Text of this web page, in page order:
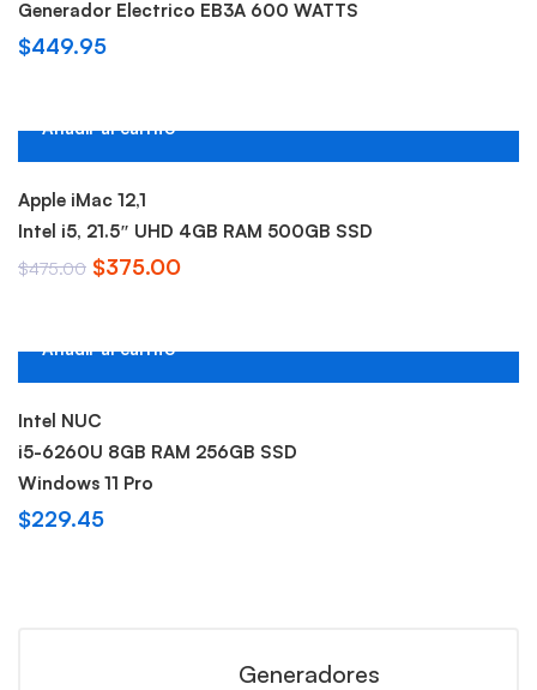
Generador Electrico EB3A 600 WATTS
$449.95
Añadir al carrito
Apple iMac 12,1
Intel i5, 21.5″ UHD 4GB RAM 500GB SSD
$475.00 El
era:
$475.00.
$375.00El
es:
Añadir al carrito
Intel NUC
i5-6260U 8GB RAM 256GB SSD
Windows 11 Pro
$229.45
Generadores